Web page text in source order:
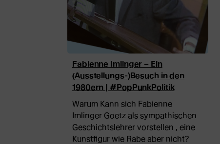
Fabienne Imlinger – Ein
(Ausstellungs-)Besuch in den
1980ern | #PopPunkPolitik
Warum Kann sich Fabienne
Imlinger Goetz als sympathischen
Geschichtslehrer vorstellen , eine
Kunstfigur wie Rabe aber nicht?